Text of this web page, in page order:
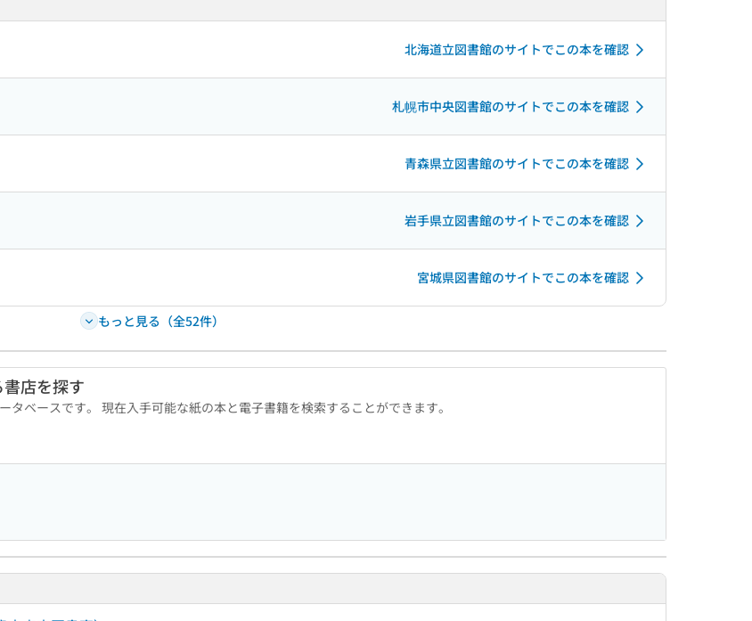
北海道立図書館のサイトでこの本を確認
札幌市中央図書館のサイトでこの本を確認
青森県立図書館のサイトでこの本を確認
岩手県立図書館のサイトでこの本を確認
宮城県図書館のサイトでこの本を確認
もっと見る（全52件）
店を探す
ベースです。 現在入手可能な紙の本と電子書籍を検索することができます。